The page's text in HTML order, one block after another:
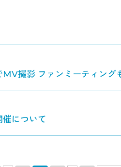
撮影 ファンミーティング
について